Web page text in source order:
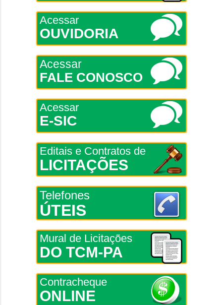
Acessar
OUVIDORIA
Acessar
FALE CONOSCO
Acessar
E-SIC
Editais e Contratos de
LICITAÇÕES
Telefones
ÚTEIS
Mural de Licitações
DO TCM-PA
Contracheque
ONLINE